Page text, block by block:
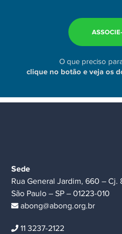
O que preciso
clique no botão e veja os
Sede
Rua General Jardim, 660 – Cj.
São Paulo – SP – 01223-010
abong@abong.org.br
11 3237-2122